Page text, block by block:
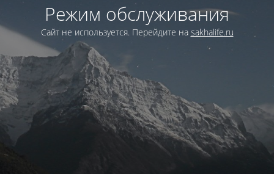
Режим обслуживания
Сайт не используется. Перейдите на sakhalife.ru